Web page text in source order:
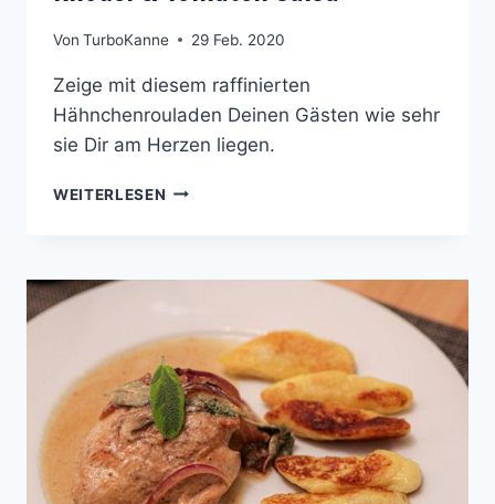
Von TurboKanne 29 Feb. 2020
Zeige mit diesem raffinierten
Hähnchenrouladen Deinen Gästen wie sehr
sie Dir am Herzen liegen.
WEITERLESEN HÄHNCHENROULADE
KNÖDEL
TOMATEN
SALSA